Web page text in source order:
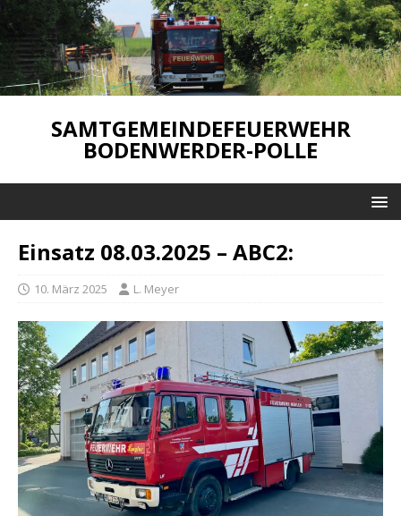
SAMTGEMEINDEFEUERWEHR
BODENWERDER-POLLE
Einsatz 08.03.2025 – ABC2:
10. März 2025 L. Meyer